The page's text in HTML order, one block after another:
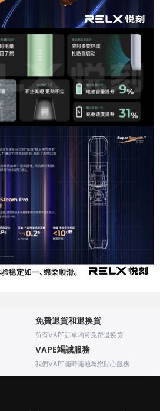
免費退貨和退换貨
所有VAPE訂單均可免费退换货
VAPE竭誠服務
我們VAPE随時随地為您贴心服務